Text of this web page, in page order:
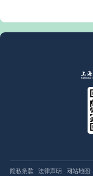
隐私条款 法律声明 网站地图